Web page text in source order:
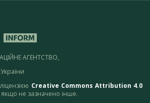
АГЕНТСТВО,
Creative Commons Attribution 4.0
якщо не зазначено інше.